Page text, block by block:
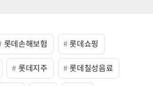
롯데손해보험 롯데쇼핑
롯데지주 롯데칠성음료